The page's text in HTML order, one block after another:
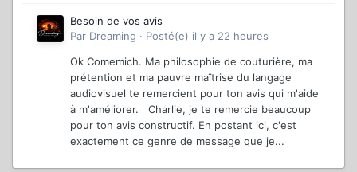
Besoin de vos avis
Par Dreaming · Posté(e) il y a 22 heures
Ok Comemich. Ma philosophie de couturière, ma
prétention et ma pauvre maîtrise du langage
audiovisuel te remercient pour ton avis qui m'aide
à m'améliorer. Charlie, je te remercie beaucoup
pour ton avis constructif. En postant ici, c'est
exactement ce genre de message que je...